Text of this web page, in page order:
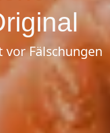
vor Fälschungen